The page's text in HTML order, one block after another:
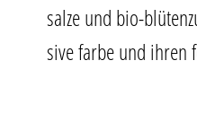
sal­ze und bio-
si­ve far­be und ihren